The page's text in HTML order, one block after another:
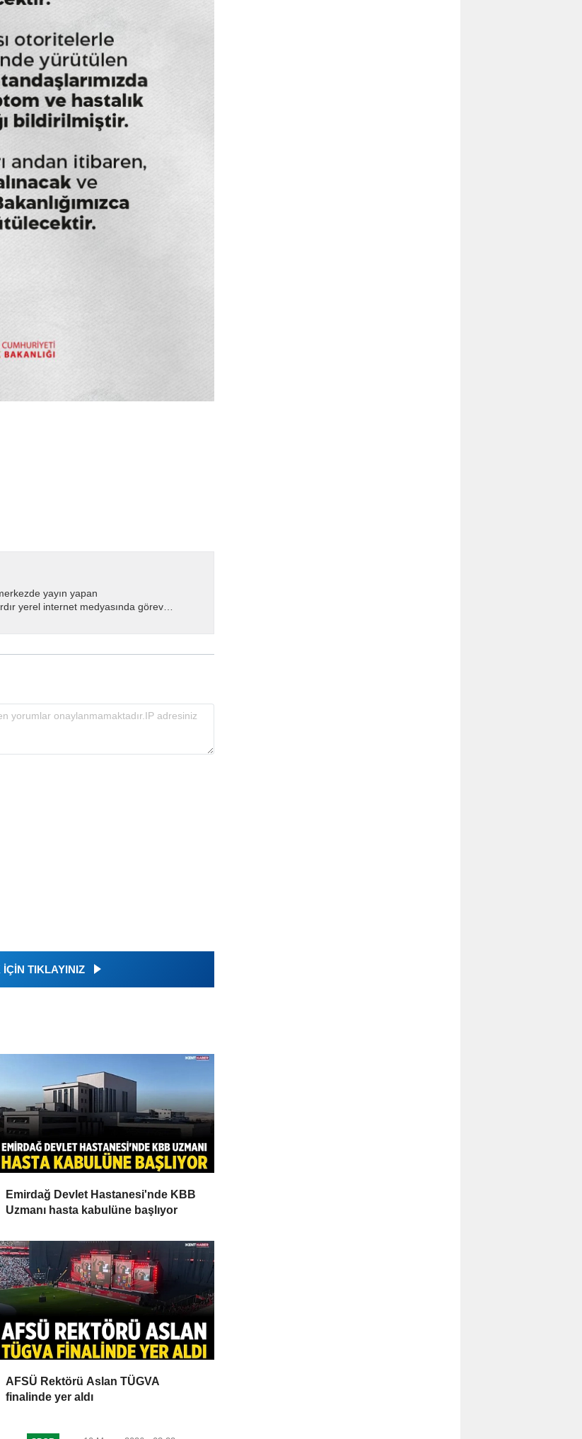
yayın yapan
yerel internet medyasında görev
TIKLAYINIZ
Emirdağ Devlet Hastanesi'nde KBB
Uzmanı hasta kabulüne başlıyor
AFSÜ Rektörü Aslan TÜGVA
finalinde yer aldı